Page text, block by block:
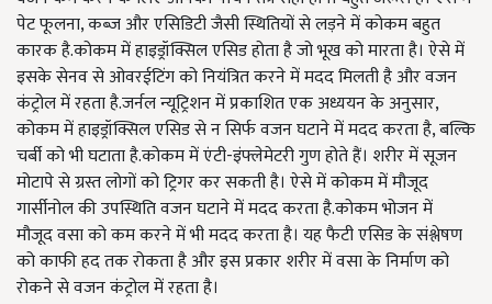
पेट फूलना, कब्ज और एसिडिटी जैसी स्थितियों से लड़ने में कोकम बहुत
कारक है.कोकम में हाइड्रॉक्सिल एसिड होता है जो भूख को मारता है। ऐसे में
इसके सेनव से ओवरईटिंग को नियंत्रित करने में मदद मिलती है और वजन
कंट्रोल में रहता है.जर्नल न्यूट्रिशन में प्रकाशित एक अध्ययन के अनुसार,
कोकम में हाइड्रॉक्सिल एसिड से न सिर्फ वजन घटाने में मदद करता है, बल्कि
चर्बी को भी घटाता है.कोकम में एंटी-इंफ्लेमेटरी गुण होते हैं। शरीर में सूजन
मोटापे से ग्रस्त लोगों को ट्रिगर कर सकती है। ऐसे में कोकम में मौजूद
गार्सीनोल की उपस्थिति वजन घटाने में मदद करता है.कोकम भोजन में
मौजूद वसा को कम करने में भी मदद करता है। यह फैटी एसिड के संश्लेषण
को काफी हद तक रोकता है और इस प्रकार शरीर में वसा के निर्माण को
रोकने से वजन कंट्रोल में रहता है।